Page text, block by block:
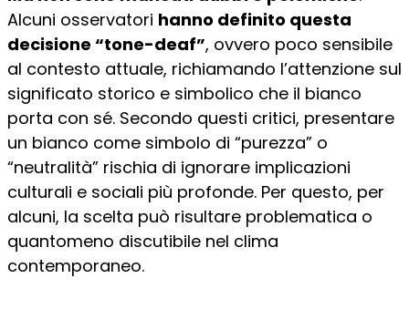
Alcuni osservatori hanno definito questa
decisione “tone-deaf”, ovvero poco sensibile
al contesto attuale, richiamando l’attenzione sul
significato storico e simbolico che il bianco
porta con sé. Secondo questi critici, presentare
un bianco come simbolo di “purezza” o
“neutralità” rischia di ignorare implicazioni
culturali e sociali più profonde. Per questo, per
alcuni, la scelta può risultare problematica o
quantomeno discutibile nel clima
contemporaneo.